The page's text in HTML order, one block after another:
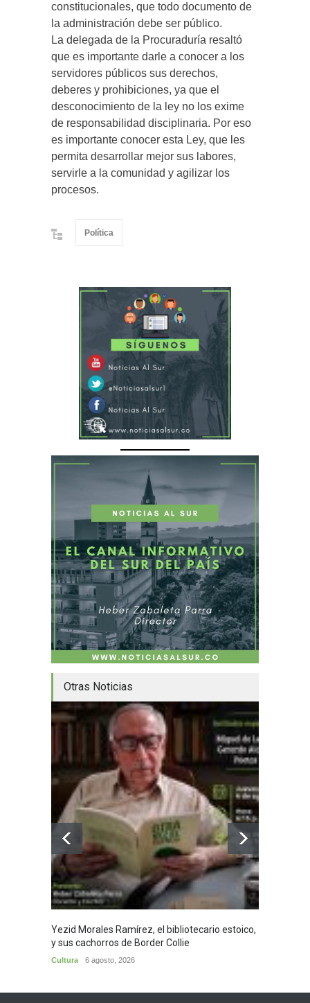
constitucionales, que todo documento de
la administración debe ser público.
La delegada de la Procuraduría resaltó
que es importante darle a conocer a los
servidores públicos sus derechos,
deberes y prohibiciones, ya que el
desconocimiento de la ley no los exime
de responsabilidad disciplinaria. Por eso
es importante conocer esta Ley, que les
permita desarrollar mejor sus labores,
servirle a la comunidad y agilizar los
procesos.
Política
Otras Noticias
Yezid Morales Ramírez, el bibliotecario estoico,
y sus cachorros de Border Collie
Cultura 6 agosto, 2026